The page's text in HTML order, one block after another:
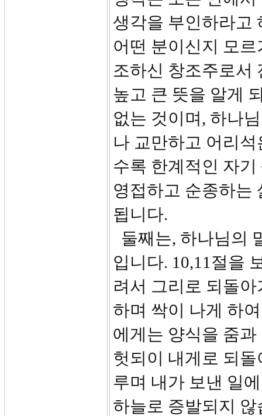
생각을 부인하라고
어떤 분이신지 모
조하신 창조주로서
높고 큰 뜻을 알게
없는 것이며, 하나
나 교만하고 어리
수록 한계적인 자
영접하고 순종하는
됩니다.
둘째는, 하나님의
입니다. 10,11절을
려서 그리로 되돌
하며 싹이 나게 하
에게는 양식을 줌
헛되이 내게로 되
루며 내가 보낸 일
하늘로 증발되지